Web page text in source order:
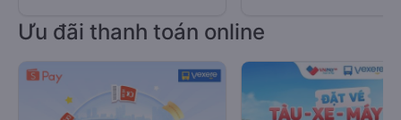
Ưu đãi thanh toán online